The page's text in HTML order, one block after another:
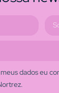
dados eu